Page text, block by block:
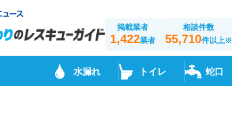
掲載業者
1,422業者
相談件数
55,710件以上※
水漏れ トイレ 蛇口